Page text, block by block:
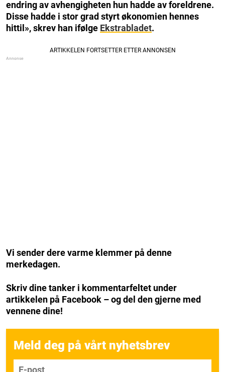
endring av avhengigheten hun hadde av foreldrene.
Disse hadde i stor grad styrt økonomien hennes
hittil», skrev han ifølge Ekstrabladet.
Vi sender dere varme klemmer på denne
merkedagen.
Skriv dine tanker i kommentarfeltet under
artikkelen på Facebook – og del den gjerne med
vennene dine!
Meld deg på vårt nyhetsbrev
E-post